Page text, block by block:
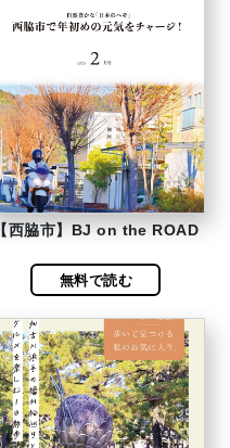
【西脇市】BJ on the ROAD
無料で読む